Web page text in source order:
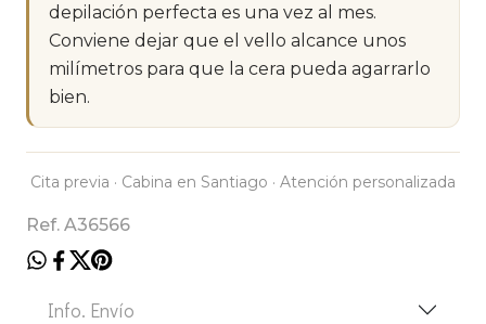
depilación perfecta es una vez al mes.
Conviene dejar que el vello alcance unos
milímetros para que la cera pueda agarrarlo
bien.
Cita previa · Cabina en Santiago · Atención personalizada
Ref. A36566
Info. Envío